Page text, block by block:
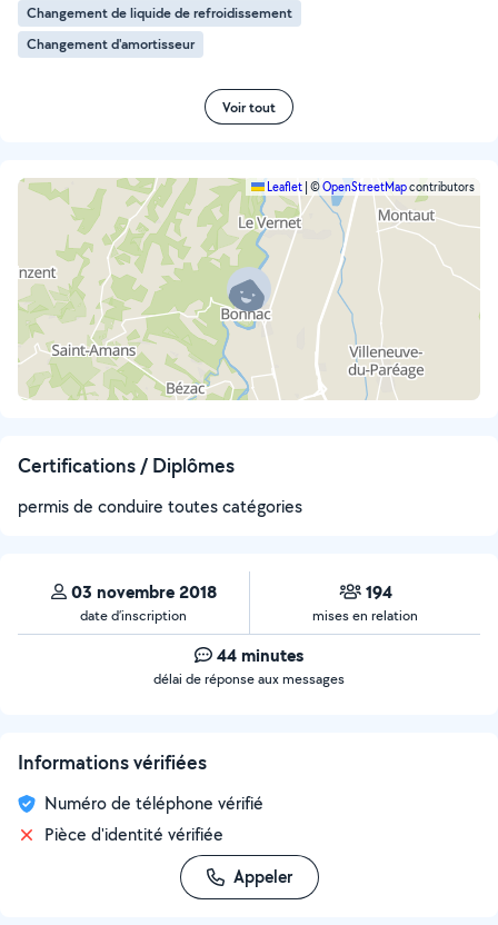
Changement de liquide de refroidissement
Changement d'amortisseur
Voir tout
Leaflet ©OpenStreetMapcontributors
Certifications / Diplômes
permis de conduire toutes catégories
03 novembre 2018
date d’inscription
194
mises en relation
44 minutes
délai de réponse aux messages
Informations vérifiées
Numéro de téléphone vérifié
Pièce d'identité vérifiée
Appeler